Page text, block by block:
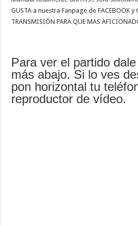
GUSTA a nuestra Fanpage de FACEBOOK y
TRANSMISIÓN PARA QUE MAS
Para ver el partido
más abajo. Si lo ves
pon horizontal tu
reproductor de vídeo.